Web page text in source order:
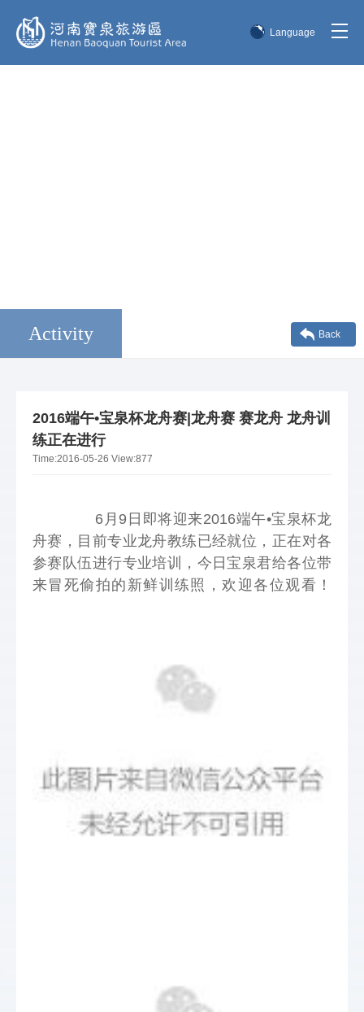
Language
Activity Back
2016端午•宝泉杯龙舟赛|龙舟赛 赛龙舟 龙舟训
练正在进行
Time:2016-05-26 View:877
6月9日即将迎来2016端午•宝泉杯龙
舟赛，目前专业龙舟教练已经就位，正在对各
参赛队伍进行专业培训，今日宝泉君给各位带
来冒死偷拍的新鲜训练照，欢迎各位观看！